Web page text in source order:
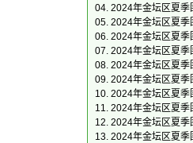
04. 2024年金坛区夏季
05. 2024年金坛区夏季
06. 2024年金坛区夏季
07. 2024年金坛区夏季
08. 2024年金坛区夏季
09. 2024年金坛区夏季
10. 2024年金坛区夏季
11. 2024年金坛区夏季
12. 2024年金坛区夏季
13. 2024年金坛区夏季